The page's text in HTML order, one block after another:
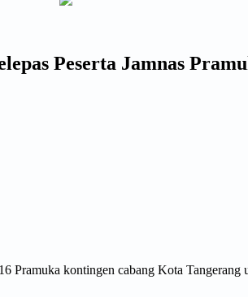
Peserta Jamnas
Pramuka kontingen cabang Kota